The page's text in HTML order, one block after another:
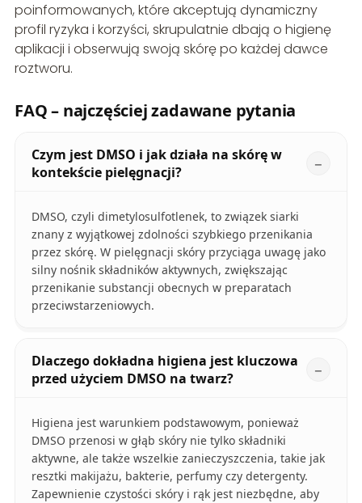
poinformowanych, które akceptują dynamiczny
profil ryzyka i korzyści, skrupulatnie dbają o higienę
aplikacji i obserwują swoją skórę po każdej dawce
roztworu.
FAQ – najczęściej zadawane pytania
Czym jest DMSO i jak działa na skórę w
kontekście pielęgnacji?
DMSO, czyli dimetylosulfotlenek, to związek siarki
znany z wyjątkowej zdolności szybkiego przenikania
przez skórę. W pielęgnacji skóry przyciąga uwagę jako
silny nośnik składników aktywnych, zwiększając
przenikanie substancji obecnych w preparatach
przeciwstarzeniowych.
Dlaczego dokładna higiena jest kluczowa
przed użyciem DMSO na twarz?
Higiena jest warunkiem podstawowym, ponieważ
DMSO przenosi w głąb skóry nie tylko składniki
aktywne, ale także wszelkie zanieczyszczenia, takie jak
resztki makijażu, bakterie, perfumy czy detergenty.
Zapewnienie czystości skóry i rąk jest niezbędne, aby